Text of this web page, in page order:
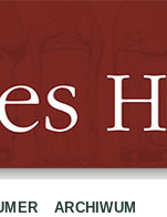
ARCHIWUM